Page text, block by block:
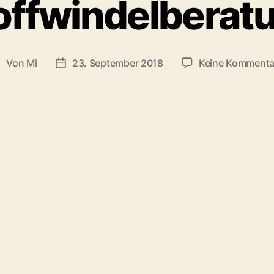
Von Mi Beitragsdatum
23. September 2018 Keine